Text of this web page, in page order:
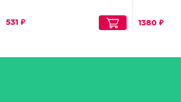
531 ₽ 1380 ₽